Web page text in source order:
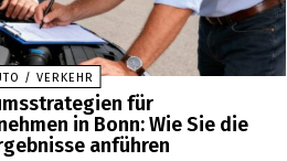
/ VERKEHR
für
in Bonn: Wie Sie die
anführen